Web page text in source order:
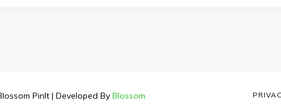
PinIt | Developed By Blossom